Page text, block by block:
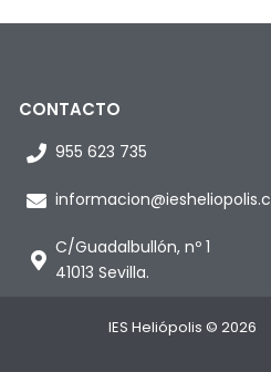
CONTACTO
955 623 735
C/Guadalbullón, nº 1
41013 Sevilla.
IES Heliópolis © 2026